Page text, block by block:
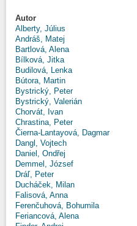
Autor
Alberty, Július
Andráš, Matej
Bartlová, Alena
Bílková, Jitka
Budilová, Lenka
Bútora, Martin
Bystrický, Peter
Bystrický, Valerián
Chorvát, Ivan
Chrastina, Peter
Čierna-Lantayová, Dagmar
Dangl, Vojtech
Daniel, Ondřej
Demmel, József
Dráľ, Peter
Ducháček, Milan
Falisová, Anna
Ferenčuhová, Bohumila
Feriancová, Alena